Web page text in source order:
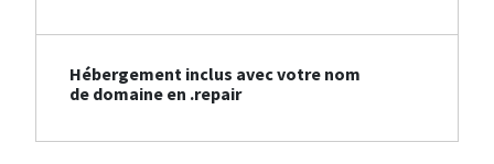
Hébergement inclus avec votre nom
de domaine en .repair